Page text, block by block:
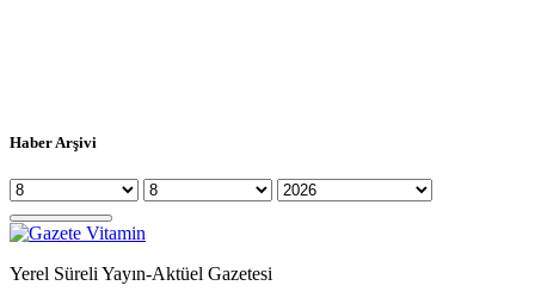
Haber Arşivi
Yerel Süreli Yayın-Aktüel Gazetesi